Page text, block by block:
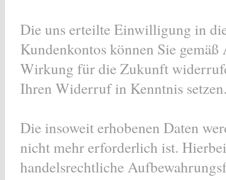
Die uns erteilte Einwilligung in
Kundenkontos können Sie
Wirkung für die Zukunft
Ihren Widerruf in Kenntnis
Die insoweit erhobenen Daten
nicht mehr erforderlich ist.
handelsrechtliche